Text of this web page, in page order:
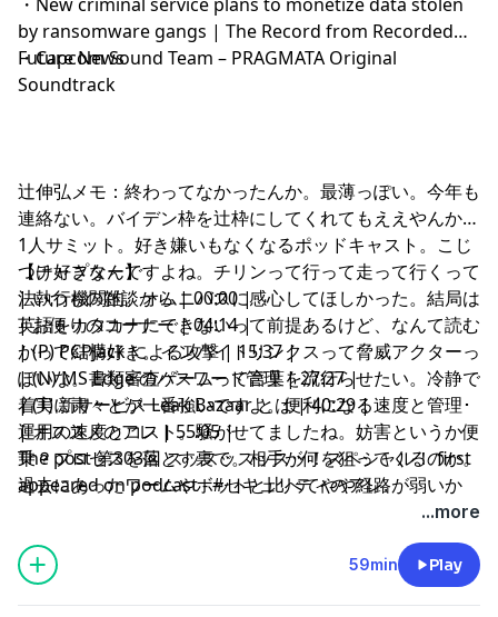
by ransomware gangs | The Record from Recorded
Future News
・Capcom Sound Team – PRAGMATA Original
Soundtrack
辻伸弘メモ：終わってなかったんか。最薄っぽい。今年も
連絡ない。バイデン枠を辻枠にしてくれてもええやんか。
1人サミット。好き嫌いもなくなるポッドキャスト。こじ
つけ好きなんですよね。チリンって行って走って行くって
法執行機関的。オムニバスに感心してほしかった。結局は
英語をカタカナにできないって前提あるけど、なんて読む
かって結構好き。インバイトリンクスって脅威アクターっ
ぽいな。書類審査ゲームって言葉を流行らせたい。冷静で
着実に粛々とが一番強いですよ。便利になる速度と管理･
運用の速度とコスト。騒がせてましたね。妨害というか便
乗？プロセスを落とす裏で。相手が何を狙ってくるのか。
過去にあったワームやボットと比べてやや経路が弱いか
な。アカウントの整理するのって大変。まとめたくなりま
すよね。例のEdgeに保存されているパスワードの話。メ
モリ上での振る舞いの違い。何が正しいかではなく、リス
クを知った上で何を選ぶか。別の方法で保護すべきという
【チャプター】
| いつもの雑談から | 00:00 |
| お便りのコーナー | 04:14 |
| (P) PCPJack による攻撃 | 15:37 |
| (N) MS Edge のパスワード管理 | 27:27 |
| (T) 新サービス Leak Bazaar とは | 40:29 |
| オススメのアレ | 55:05 |
The post第303回 スッスッスッスッ！スペシャル！first
appeared onpodcast - #セキュリティのアレ.
...more
59min Play